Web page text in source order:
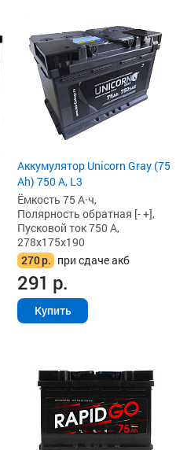
Аккумулятор Unicorn Gray (75
Ah) 750 А, L3
Ёмкость 75 А·ч,
Полярность обратная [- +],
Пусковой ток 750 А,
278x175x190
270р. при сдаче акб
291 р.
Купить